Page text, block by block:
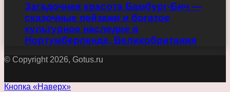
Загадочная красота Бамбург-Бич —
сказочные пейзажи и богатое
культурное наследие в
Нортумберленде, Великобритания
© Copyright 2026, Gotus.ru
Кнопка «Наверх»